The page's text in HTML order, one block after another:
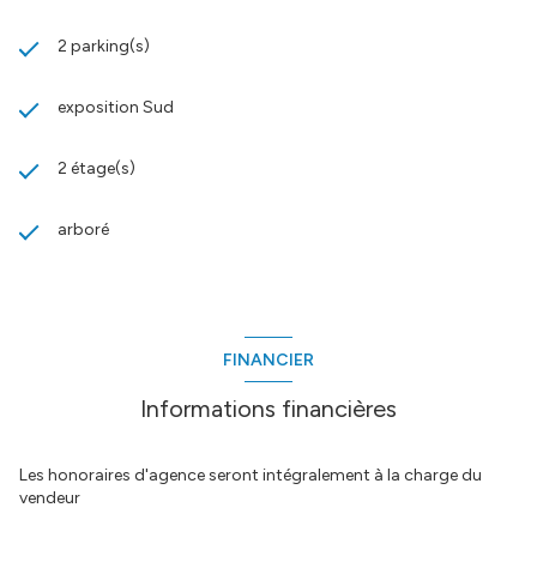
2 parking(s)
exposition Sud
2 étage(s)
arboré
FINANCIER
Informations financières
Les honoraires d'agence seront intégralement à la charge du
vendeur